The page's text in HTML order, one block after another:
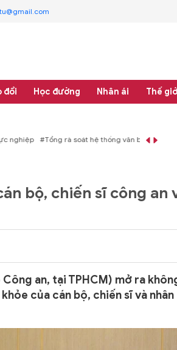
đổi Học đường Nhân ái Thế
#Tổng rà soát hệ thống văn bản quy phạm
bộ, chiến sĩ công an
an, tại TPHCM) mở ra
của cán bộ, chiến sĩ và nhân